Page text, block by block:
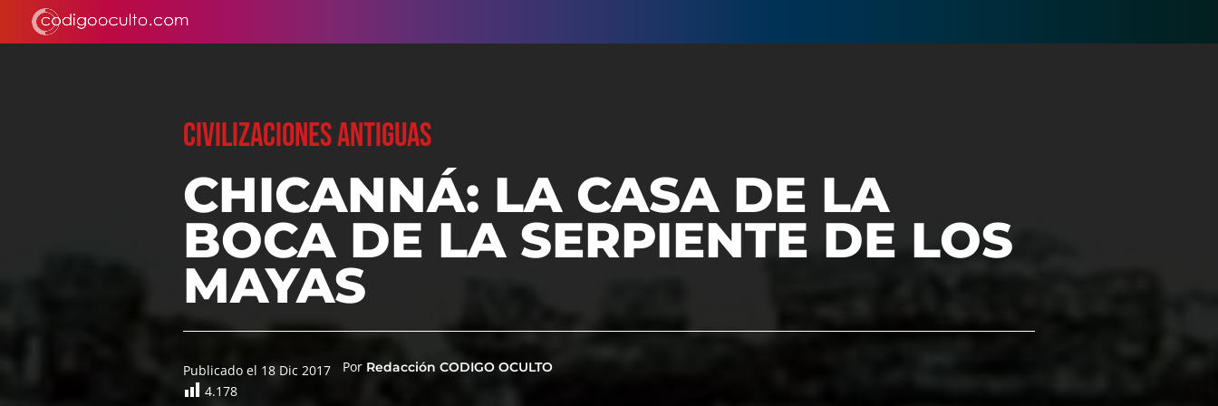
CIVILIZACIONES ANTIGUAS
CHICANNÁ: LA CASA DE LA
BOCA DE LA SERPIENTE DE LOS
MAYAS
Publicado el 18 Dic 2017 Por Redacción CODIGO OCULTO
4.178